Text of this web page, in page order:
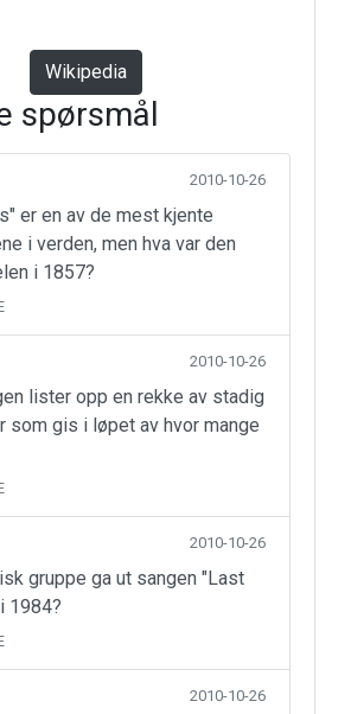
Wikipedia
spørsmål
2010-10-26
er en av de mest kjente
i verden, men hva var den
i 1857?
2010-10-26
lister opp en rekke av stadig
som gis i løpet av hvor mange
2010-10-26
gruppe ga ut sangen "Last
1984?
2010-10-26